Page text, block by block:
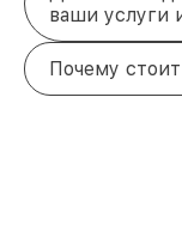
ваши услуги
Почему